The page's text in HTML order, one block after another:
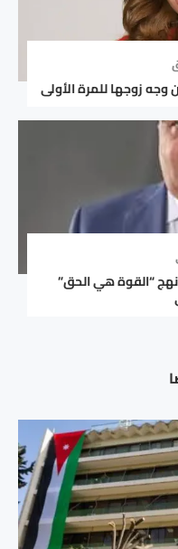
زوجها للمرة الأولى
“القوة هي الحق”